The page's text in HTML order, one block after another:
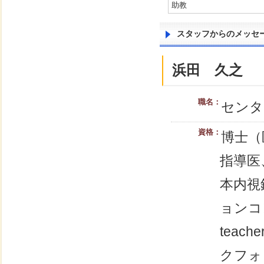
助教
スタッフからのメッセ
浜田 久之
職名： セン
資格： 博士
指導医
本内
ョン
クフ